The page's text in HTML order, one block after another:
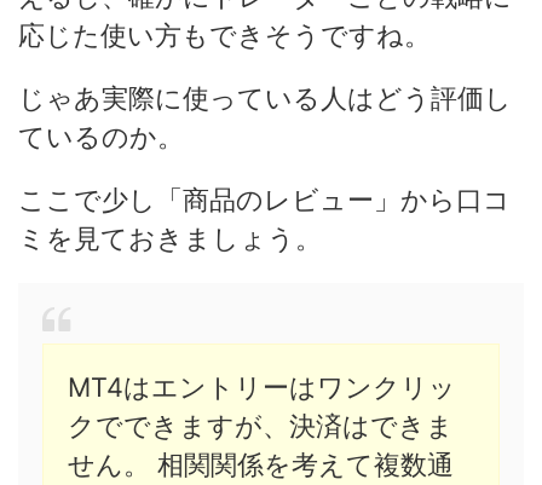
応じた使い方もできそうですね。
じゃあ実際に使っている人はどう評価し
ているのか。
ここで少し「商品のレビュー」から口コ
ミを見ておきましょう。
MT4はエントリーはワンクリッ
クでできますが、決済はできま
せん。 相関関係を考えて複数通